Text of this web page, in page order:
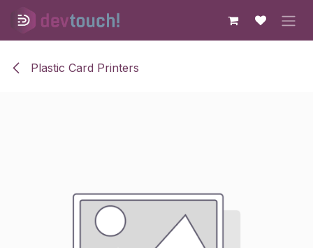
Skip to Content
Plastic Card Printers